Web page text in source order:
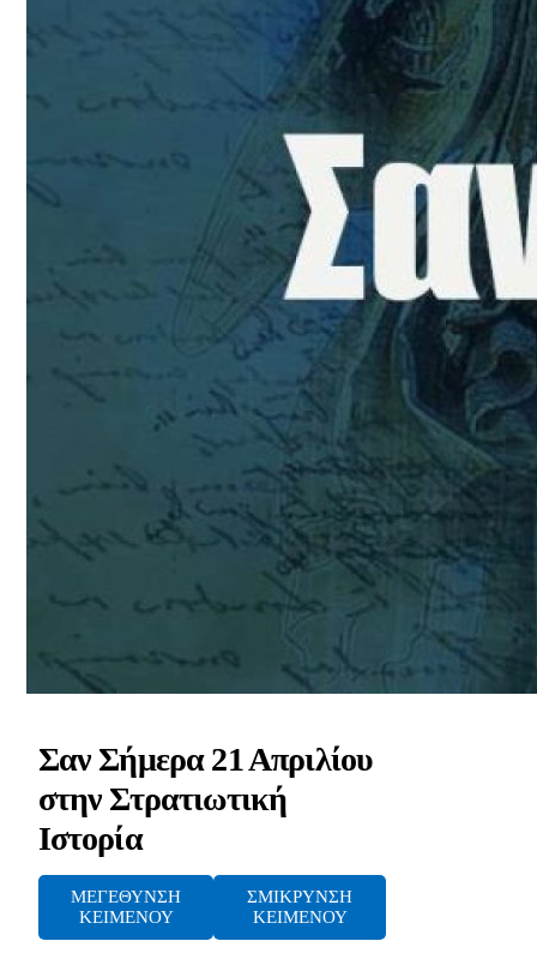
Σαν Σήμερα 21 Απριλίου
στην Στρατιωτική
Ιστορία
ΜΕΓΕΘΥΝΣΗ
ΚΕΙΜΕΝΟΥ
ΣΜΙΚΡΥΝΣΗ
ΚΕΙΜΕΝΟΥ